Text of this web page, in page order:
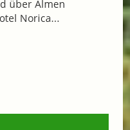
über Almen
Norica...